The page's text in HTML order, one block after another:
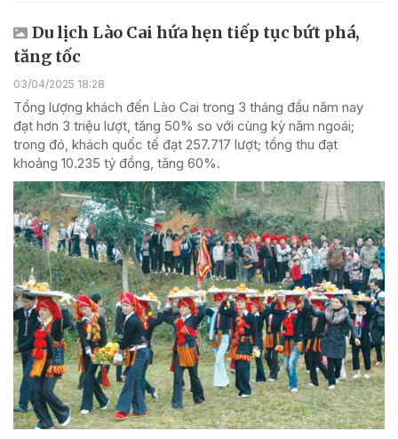
Du lịch Lào Cai hứa hẹn tiếp tục bứt phá,
tăng tốc
03/04/2025 18:28
Tổng lượng khách đến Lào Cai trong 3 tháng đầu năm nay
đạt hơn 3 triệu lượt, tăng 50% so với cùng kỳ năm ngoái;
trong đó, khách quốc tế đạt 257.717 lượt; tổng thu đạt
khoảng 10.235 tỷ đồng, tăng 60%.